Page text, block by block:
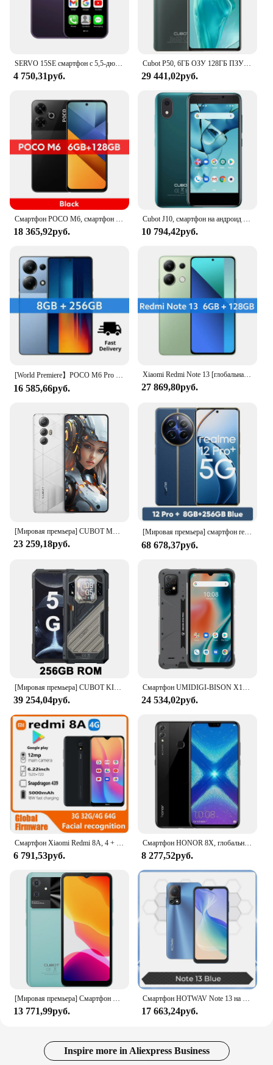
4 750,31руб.
Cubot P50, 6ГБ ОЗУ 128ГБ ПЗУ(Расширенная поддержка до 256ГБ), батарея 4200мАч, 6,217-дюймовый экран, NFC, 20мп камера,поддержка GPS+Glonass+Beidou
29 441,02руб.
18 365,92руб. 10 794,42руб.
16 585,66руб.
Xiaomi Redmi Note 13 [глобальная версия] телефон Snapdragon®685 смартфон 120 МП камера Гц AMOLED дисплей 33 Вт зарядка
27 869,80руб.
23 259,18руб.
[Мировая премьера] смартфон realme 12 Pro Plus 5G，Камера 64 Мп Periscope Portrait，Камера 50 Мп Sony IMX 890 OIS，6,7”OLED-дисплей с изогнутым обзором 120 Гц，Процессор Snapdragon® 7s поколения 2，Зарядка SUPERVOOC 67 Вт
68 678,37руб.
[Мировая премьера] CUBOT KINGKONG X, защищенный смартфон 5G, 32 ГБ ОЗУ (16ГБ + 16ГБ расширенна), 256/512 ГБ ПЗУ, 10200 мАч, экран 6,583 дюйма, 120 Гц, камера 100МП, NFC, телефон на Android 14, GPS, добавление в корзину
39 254,04руб.
Смартфон UMIDIGI-BISON X10 Pro, IP68, IP69K, 4 + 128 ГБ, Helio P60 восемь ядер, 6,53 дюйма, тройная камера 20 МП, 6150 мАч
24 534,02руб.
Смартфон Xiaomi Redmi 8A, 4 + 64 ГБ, 5000 мА ч, 6,22 дюйма, Snapdargon 439, 12 МП, 18 Вт
6 791,53руб.
Смартфон HONOR 8X, глобальная прошивка, процессор Haisi Qilin 710, 6,5 дюйма, задняя камера 20 МП, Распознавание отпечатков пальцев, бывший в употреблении телефон
8 277,52руб.
[Мировая премьера] Смартфон Cubot Note 21 12 ГБ + 128 ГБ 6,56 "HD + экран 90 Гц частота обновления 5200 мАч 50 МП задняя камера смартфон мобильный телефон
13 771,99руб.
Смартфон HOTWAV Note 13 на Android 13, восемь ядер, экран 6,6 дюйма, 8 ГБ + 128 ГБ
17 663,24руб.
Inspire more in Aliexpress Business